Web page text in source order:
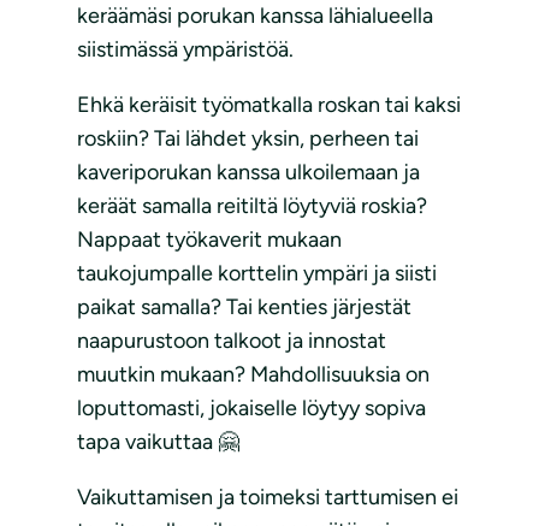
keräämäsi porukan kanssa lähialueella
siistimässä ympäristöä.
Ehkä keräisit työmatkalla roskan tai kaksi
roskiin? Tai lähdet yksin, perheen tai
kaveriporukan kanssa ulkoilemaan ja
keräät samalla reitiltä löytyviä roskia?
Nappaat työkaverit mukaan
taukojumpalle korttelin ympäri ja siisti
paikat samalla? Tai kenties järjestät
naapurustoon talkoot ja innostat
muutkin mukaan? Mahdollisuuksia on
loputtomasti, jokaiselle löytyy sopiva
tapa vaikuttaa 🤗
Vaikuttamisen ja toimeksi tarttumisen ei